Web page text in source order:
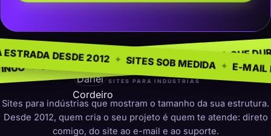
INDÚSTRIAS ✦ PRESENÇA QUE DURA SEM
✦ NA ESTRADA DESDE 2012 ✦ SITES SOB
darleicordeiro
SITES PARA INDÚSTRIAS
Sites para indústrias que mostram o tamanho da sua estrutura.
Desde 2012, quem cria o seu projeto é quem te atende: direto
comigo, do site ao e-mail e ao suporte.